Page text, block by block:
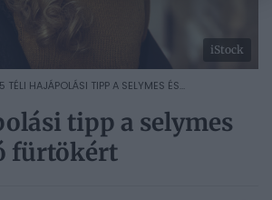
iStock
5 TÉLI HAJÁPOLÁSI TIPP A SELYMES ÉS...
tipp a selymes
fürtökért